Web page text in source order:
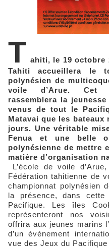
T ahiti, le 19 octobre
Tahiti accueillera le
polynésien de
voile d’Arue. Cet
rassemblera la
venus de tout le
Matavai que les
jours. Une véritable
Fenua et une belle
polynésienne de mettre
matière d’organisation
L’école de voile
Fédération tahitienne de
championnat polynésien
la présence, dans
Pacifique. Les îles
représenteront nos
offrira aux jeunes marins
d’un événement
vue des Jeux du